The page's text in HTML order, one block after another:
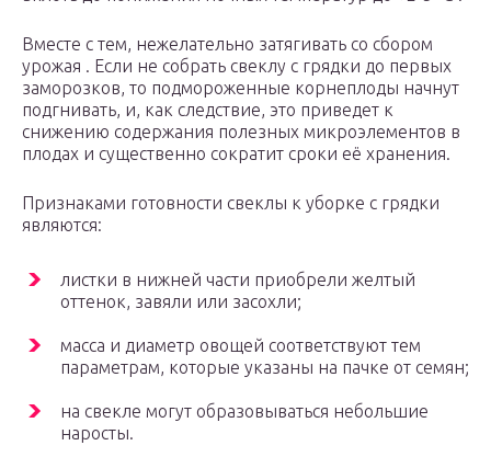
Вместе с тем, нежелательно затягивать со сбором
урожая . Если не собрать свеклу с грядки до первых
заморозков, то подмороженные корнеплоды начнут
подгнивать, и, как следствие, это приведет к
снижению содержания полезных микроэлементов в
плодах и существенно сократит сроки её хранения.
Признаками готовности свеклы к уборке с грядки
являются:
листки в нижней части приобрели желтый
оттенок, завяли или засохли;
масса и диаметр овощей соответствуют тем
параметрам, которые указаны на пачке от семян;
на свекле могут образовываться небольшие
наросты.